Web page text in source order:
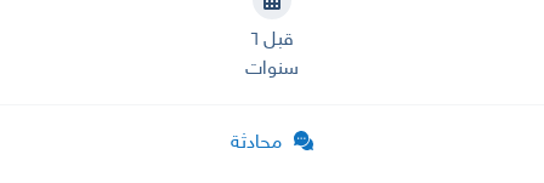
قبل ٦
سنوات
محادثة